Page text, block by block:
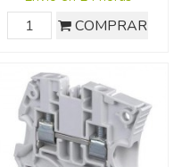
COMPRAR